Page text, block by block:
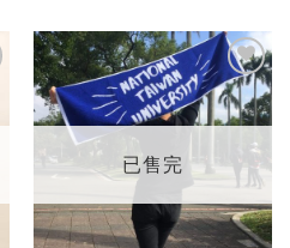
加入
「願
望輕
單」
已售完